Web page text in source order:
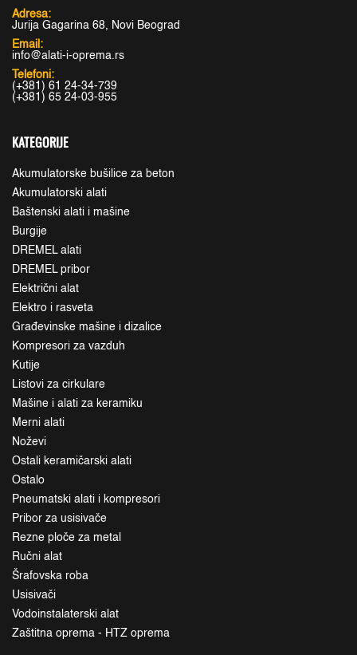
Adresa:
Jurija Gagarina 68, Novi Beograd
Email:
info@alati-i-oprema.rs
Telefoni:
(+381) 61 24-34-739
(+381) 65 24-03-955
KATEGORIJE
Akumulatorske bušilice za beton
Akumulatorski alati
Baštenski alati i mašine
Burgije
DREMEL alati
DREMEL pribor
Električni alat
Elektro i rasveta
Građevinske mašine i dizalice
Kompresori za vazduh
Kutije
Listovi za cirkulare
Mašine i alati za keramiku
Merni alati
Noževi
Ostali keramičarski alati
Ostalo
Pneumatski alati i kompresori
Pribor za usisivače
Rezne ploče za metal
Ručni alat
Šrafovska roba
Usisivači
Vodoinstalaterski alat
Zaštitna oprema - HTZ oprema